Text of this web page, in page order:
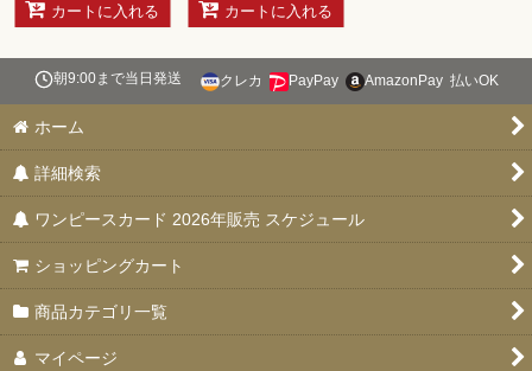
カートに入れる カートに入れる
朝9:00まで当日発送 クレカ PayPay AmazonPay 払いOK
ホーム
詳細検索
ワンピースカード 2026年販売 スケジュール
ショッピングカート
商品カテゴリ一覧
マイページ